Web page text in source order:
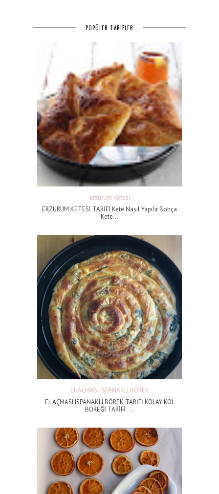
POPÜLER TARIFLER
Erzurum Ketesi
ERZURUM KETESİ TARİFİ Kete Nasıl Yapılır Bohça
Kete...
EL AÇMASI ISPANAKLI BÖREK
EL AÇMASI ISPANAKLI BÖREK TARİFİ KOLAY KOL
BÖREĞİ TARİFİ ...